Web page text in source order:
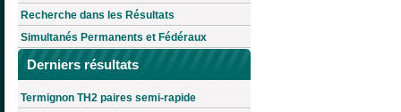
Recherche dans les Résultats
Simultanés Permanents et Fédéraux
Derniers résultats
Termignon TH2 paires semi-rapide